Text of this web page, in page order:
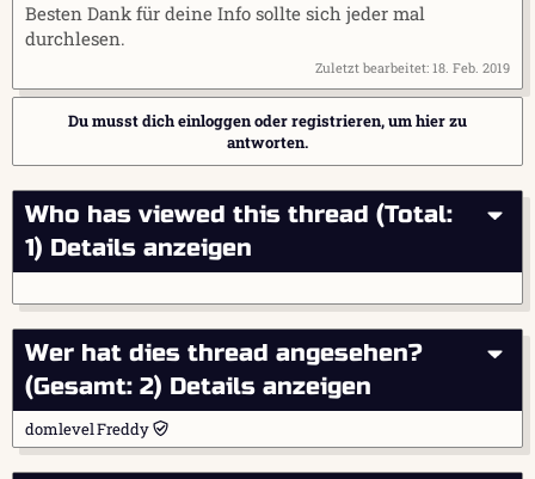
Besten Dank für deine Info sollte sich jeder mal
durchlesen.
Zuletzt bearbeitet: 18. Feb. 2019
Du musst dich einloggen oder registrieren, um hier zu
antworten.
Who has viewed this thread (Total:
1) Details anzeigen
Wer hat dies thread angesehen?
(Gesamt: 2) Details anzeigen
domlevelFreddy